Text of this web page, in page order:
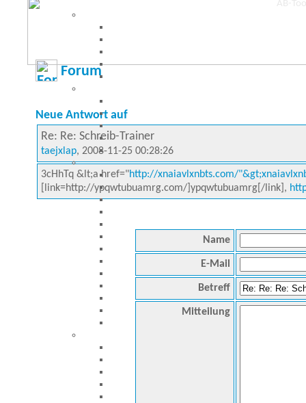
Forum
Neue Antwort auf
Re: Re: Schreib-Trainer
taejxlap, 2008-11-25 00:28:26
3cHhTq &lt;a href="http://xnaiavlxnbts.com/
[link=http://ypqwtubuamrg.com/]ypqwtubuamrg[/link],
Name
E-Mail
Betreff
Mitteilung